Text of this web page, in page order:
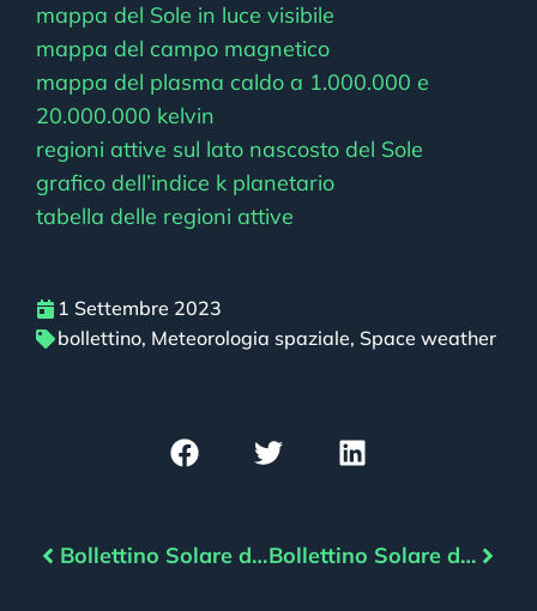
mappa del Sole in luce visibile
mappa del campo magnetico
mappa del plasma caldo a 1.000.000 e
20.000.000 kelvin
regioni attive sul lato nascosto del Sole
grafico dell’indice k planetario
tabella delle regioni attive
1 Settembre 2023
bollettino, Meteorologia spaziale, Space weather
Bollettino Solare del 31/08/2023 Bollettino Solare del 02/09/2023